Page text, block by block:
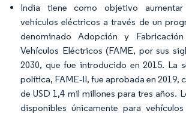
India tiene como objetivo
vehículos eléctricos a través de un
denominado Adopción y
Vehículos Eléctricos (FAME, por sus
2030, que fue introducido en 2015. La
política, FAME‐II, fue aprobada en 2019,
de USD 1,4 mil millones para tres años.
disponibles únicamente para